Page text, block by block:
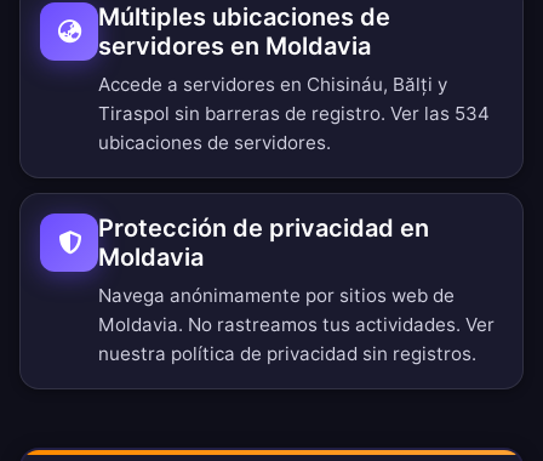
Múltiples ubicaciones de
servidores en Moldavia
Accede a servidores en Chisináu, Bălți y
Tiraspol sin barreras de registro. Ver las 534
ubicaciones de servidores.
Protección de privacidad en
Moldavia
Navega anónimamente por sitios web de
Moldavia. No rastreamos tus actividades. Ver
nuestra política de privacidad sin registros.